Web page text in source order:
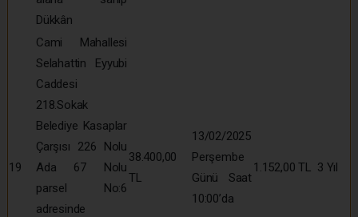
Dükkân
19
Cami Mahallesi
Selahattin Eyyubi
Caddesi
218.Sokak
Belediye Kasaplar
Çarşısı 226 Nolu
Ada 67 Nolu
parsel No:6
adresinde
38.400,00
TL
13/02/2025
Perşembe
Günü Saat
10:00’da
1.152,00 TL 3 Yıl